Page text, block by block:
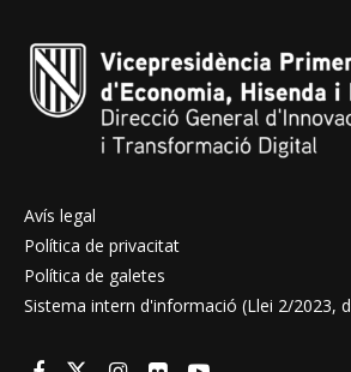
Avís legal
Política de privacitat
Política de galetes
Sistema intern d'informació (Llei 2/2023,